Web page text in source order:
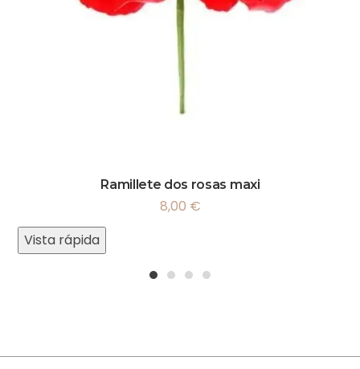
Ramillete dos rosas maxi
8,00 €
Vista rápida